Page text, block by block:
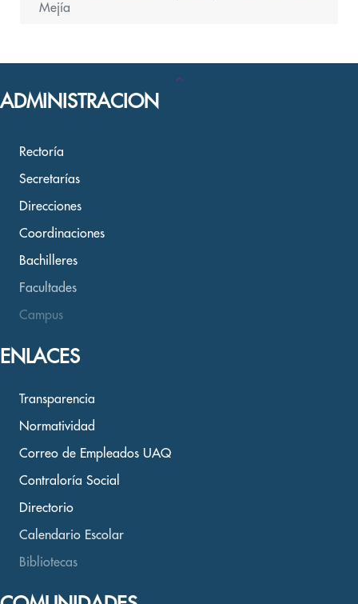
Mejía
ADMINISTRACION
Rectoría
Secretarías
Direcciones
Coordinaciones
Bachilleres
Facultades
Campus
ENLACES
Transparencia
Normatividad
Correo de Empleados UAQ
Contraloría Social
Directorio
Calendario Escolar
Bibliotecas